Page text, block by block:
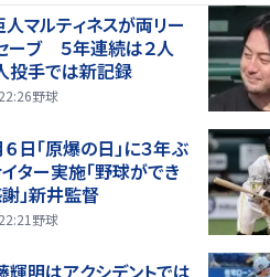
人マルティネスが両リー
ーブ ５年連続は２人
手では新記録
野球
６日「原爆の日」に３年ぶ
ター実施「野球ができ
」新井監督
野球